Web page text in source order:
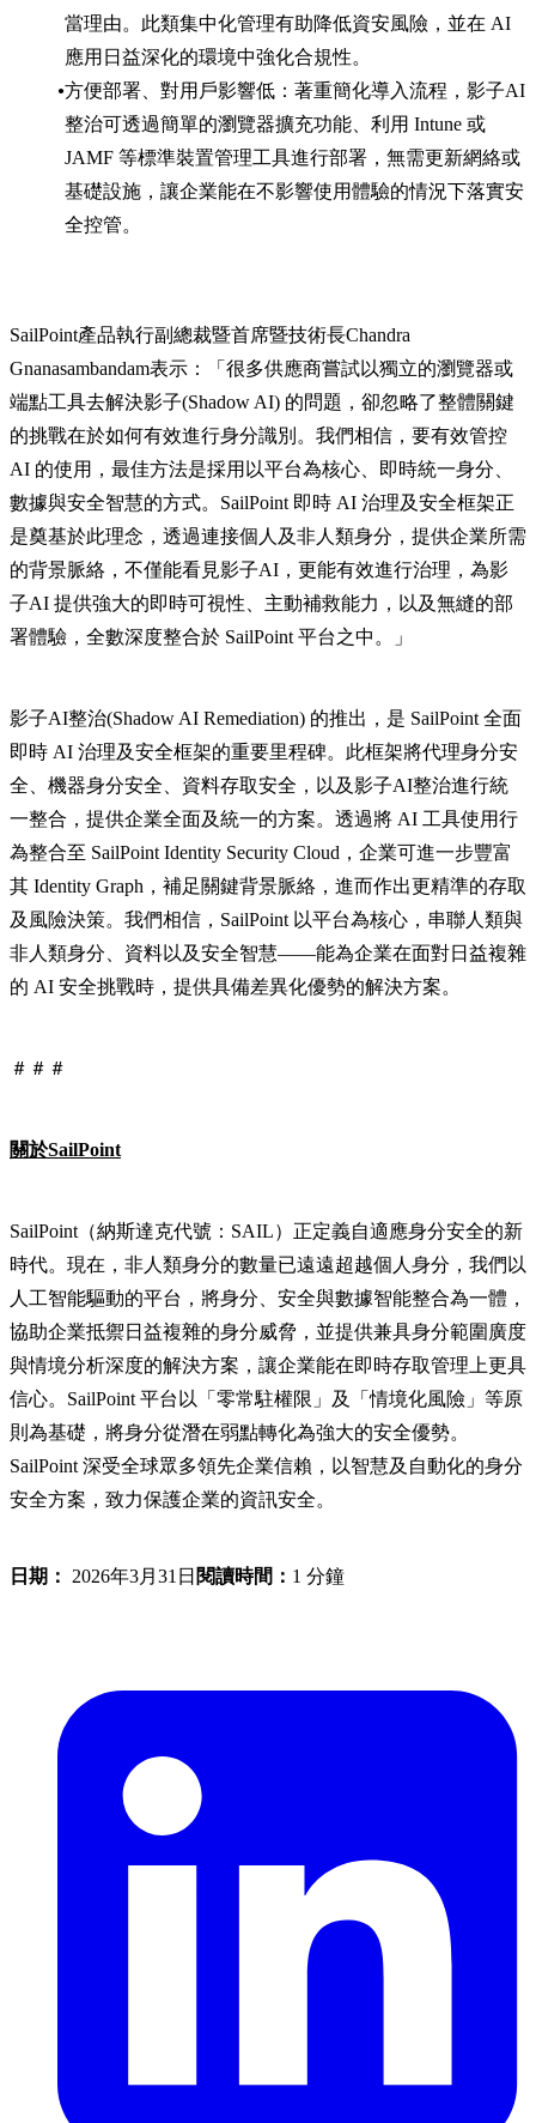
當理由。此類集中化管理有助降低資安風險，並在 AI
應用日益深化的環境中強化合規性。
方便部署、對用戶影響低：著重簡化導入流程，影子AI
整治可透過簡單的瀏覽器擴充功能、利用 Intune 或
JAMF 等標準裝置管理工具進行部署，無需更新網絡或
基礎設施，讓企業能在不影響使用體驗的情況下落實安
全控管。
SailPoint產品執行副總裁暨首席暨技術長Chandra
Gnanasambandam表示：「很多供應商嘗試以獨立的瀏覽器或
端點工具去解決影子(Shadow AI) 的問題，卻忽略了整體關鍵
的挑戰在於如何有效進行身分識別。我們相信，要有效管控
AI 的使用，最佳方法是採用以平台為核心、即時統一身分、
數據與安全智慧的方式。SailPoint 即時 AI 治理及安全框架正
是奠基於此理念，透過連接個人及非人類身分，提供企業所需
的背景脈絡，不僅能看見影子AI，更能有效進行治理，為影
子AI 提供強大的即時可視性、主動補救能力，以及無縫的部
署體驗，全數深度整合於 SailPoint 平台之中。」
影子AI整治(Shadow AI Remediation) 的推出，是 SailPoint 全面
即時 AI 治理及安全框架的重要里程碑。此框架將代理身分安
全、機器身分安全、資料存取安全，以及影子AI整治進行統
一整合，提供企業全面及統一的方案。透過將 AI 工具使用行
為整合至 SailPoint Identity Security Cloud，企業可進一步豐富
其 Identity Graph，補足關鍵背景脈絡，進而作出更精準的存取
及風險決策。我們相信，SailPoint 以平台為核心，串聯人類與
非人類身分、資料以及安全智慧——能為企業在面對日益複雜
的 AI 安全挑戰時，提供具備差異化優勢的解決方案。
＃＃＃
關於SailPoint
SailPoint（納斯達克代號：SAIL）正定義自適應身分安全的新
時代。現在，非人類身分的數量已遠遠超越個人身分，我們以
人工智能驅動的平台，將身分、安全與數據智能整合為一體，
協助企業抵禦日益複雜的身分威脅，並提供兼具身分範圍廣度
與情境分析深度的解決方案，讓企業能在即時存取管理上更具
信心。SailPoint 平台以「零常駐權限」及「情境化風險」等原
則為基礎，將身分從潛在弱點轉化為強大的安全優勢。
SailPoint 深受全球眾多領先企業信賴，以智慧及自動化的身分
安全方案，致力保護企業的資訊安全。
日期： 2026年3月31日 閱讀時間： 1 分鐘